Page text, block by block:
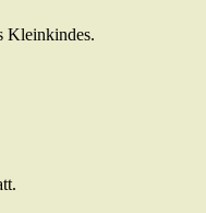
Kleinkindes.